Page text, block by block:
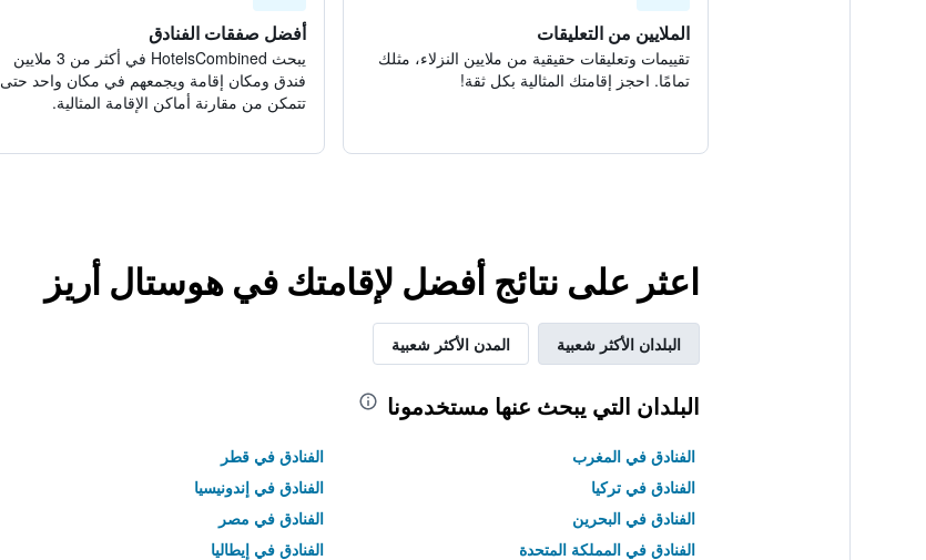
الملايين من التعليقات
تقييمات وتعليقات حقيقية من ملايين النزلاء، مثلك
تمامًا. احجز إقامتك المثالية بكل ثقة!
أفضل صفقات الفنادق
يبحث HotelsCombined في أكثر من 3 ملايين
فندق ومكان إقامة ويجمعهم في مكان واحد حتى
تتمكن من مقارنة أماكن الإقامة المثالية.
اعثر على نتائج أفضل لإقامتك في هوستال أريز
البلدان الأكثر شعبية المدن الأكثر شعبية
البلدان التي يبحث عنها مستخدمونا
الفنادق في المغرب الفنادق في قطر
الفنادق في تركيا
الفنادق في إندونيسيا
الفنادق في البحرين
الفنادق في مصر
الفنادق في المملكة المتحدة
الفنادق في إيطاليا